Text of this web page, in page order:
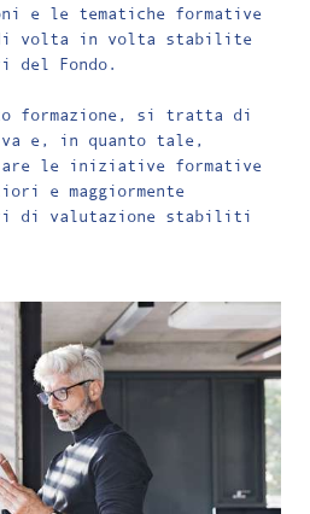
e le tematiche formative
di volta in volta stabilite
del Fondo.
formazione, si tratta di
e, in quanto tale,
le iniziative formative
e maggiormente
di valutazione stabiliti